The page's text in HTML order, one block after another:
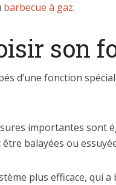
barbecue à gaz.
son
d’une fonction
importantes sont
balayées ou
plus efficace, qui